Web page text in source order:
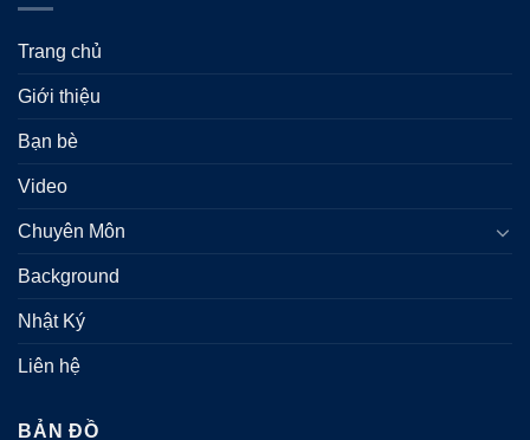
Trang chủ
Giới thiệu
Bạn bè
Video
Chuyên Môn
Background
Nhật Ký
Liên hệ
BẢN ĐỒ